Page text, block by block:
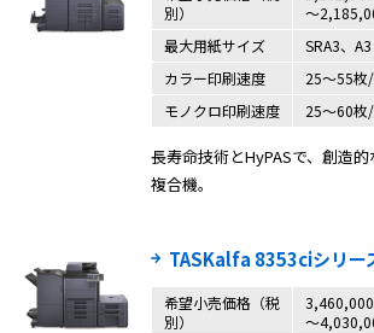
別）
〜
最大用紙サイズ
SRA3、A3
カラー印刷速度
25〜55枚
モノクロ印刷速度
25〜60枚
長寿命技術とHyPASで、創造
複合機。
TASKalfa 8353ciシリー
希望小売価格（税
別）
〜